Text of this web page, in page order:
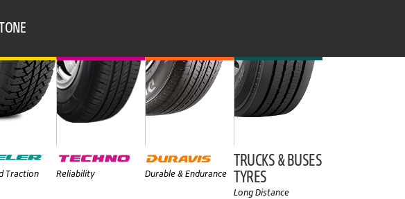
Traction Reliability Durable & Endurance
TRUCKS & BUSES
TYRES
Long Distance